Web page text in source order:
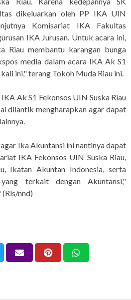
dikeluarkan oleh PP IKA UIN
Komisariat IKA Fakultas
IKA Jurusan. Untuk acara ini,
Riau membantu karangan bunga
media dalam acara IKA Ak S1
ini," terang Tokoh Muda Riau ini.
Ak S1 Fekonsos UIN Suska Riau
dilantik mengharapkan agar dapat
Ika Akuntansi ini nantinya dapat
IKA Fekonsos UIN Suska Riau,
Ikatan Akuntan Indonesia, serta
terkait dengan Akuntansi,"
nnd)